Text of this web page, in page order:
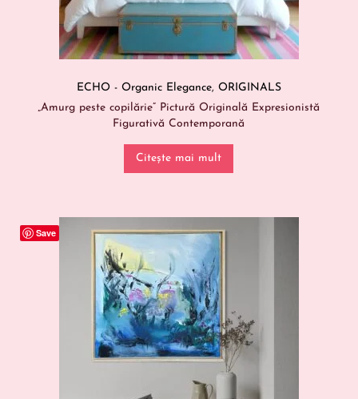
ECHO - Organic Elegance, ORIGINALS
„Amurg peste copilărie” Pictură Originală Expresionistă
Figurativă Contemporană
Citește mai mult
Save